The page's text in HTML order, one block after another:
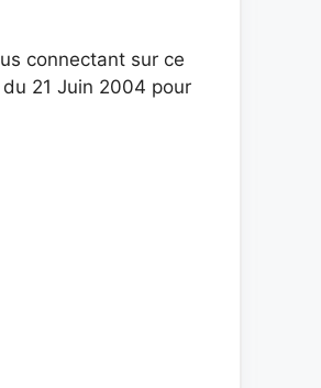
connectant sur ce
21 Juin 2004 pour